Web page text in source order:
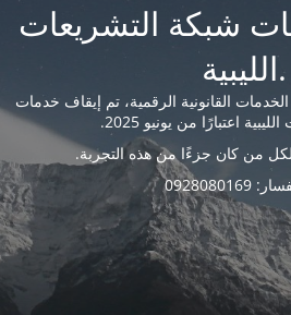
شبكة التشريعات
الليبية.
القانونية الرقمية، تم إيقاف خدمات
اعتبارًا من يونيو 2025.
من كان جزءًا من هذه التجربة.